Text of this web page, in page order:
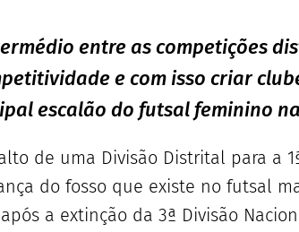
entre as competições
e com isso criar
escalão do futsal feminino
de uma Divisão Distrital para a
do fosso que existe no futsal
a extinção da 3ª Divisão